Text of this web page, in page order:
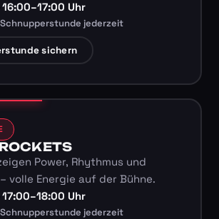
Uhr
jederzeit
sichern
Power, Rhythmus und
volle Energie auf der Bühne.
Uhr
jederzeit